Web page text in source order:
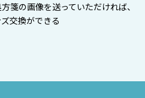
箋の画像を送っていただければ、
交換ができる